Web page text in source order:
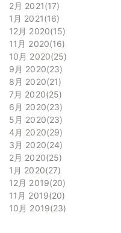
2月 2021 17
1月 2021 16
12月 2020 15
11月 2020 16
10月 2020 25
9月 2020 23
8月 2020 21
7月 2020 25
6月 2020 23
5月 2020 23
4月 2020 29
3月 2020 24
2月 2020 25
1月 2020 27
12月 2019 20
11月 2019 20
10月 2019 23